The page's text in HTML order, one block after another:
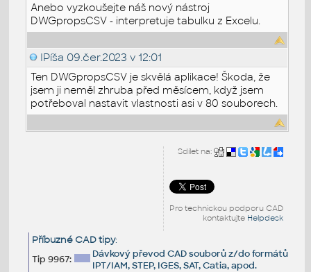
Anebo vyzkoušejte náš nový nástroj
DWGpropsCSV - interpretuje tabulku z Excelu.
IPíša 09.čer.2023 v 12:01
Ten DWGpropsCSV je skvělá aplikace! Škoda, že
jsem ji neměl zhruba před měsícem, když jsem
potřeboval nastavit vlastnosti asi v 80 souborech.
Sdílet na:
Pro technickou podporu CAD
kontaktujte Helpdesk
Příbuzné CAD tipy:
Tip 9967:
Dávkový převod CAD souborů z/do formátů
IPT/IAM, STEP, IGES, SAT, Catia, apod.